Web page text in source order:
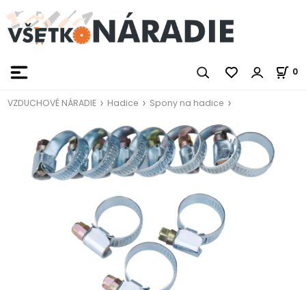
0
VZDUCHOVÉ NÁRADIE Hadice Spony na hadice